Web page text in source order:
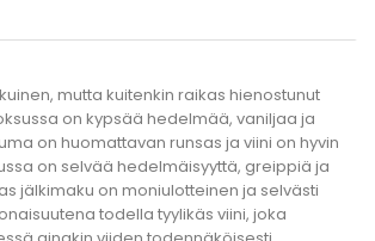
mutta kuitenkin raikas hienostunut
on kypsää hedelmää, vaniljaa ja
on huomattavan runsas ja viini on hyvin
on selvää hedelmäisyyttä, greippiä ja
jälkimaku on moniulotteinen ja selvästi
todella tyylikäs viini, joka